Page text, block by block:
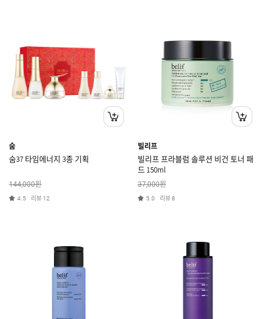
숨
숨37 타임에너지 3종 기획
144,000원
4.5 리뷰 12
빌리프
빌리프 프라블럼 솔루션 비건 토너 패
드 150ml
37,000원
5.0 리뷰8